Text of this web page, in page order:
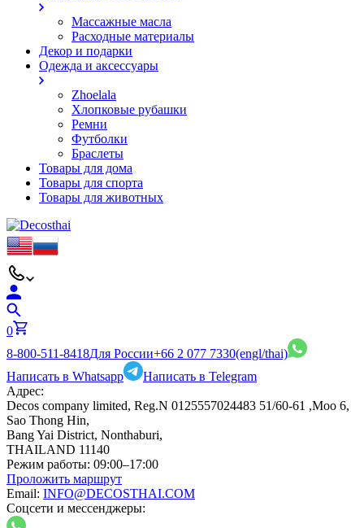
Массажные масла
Расходные материалы
Декор и подарки
Одежда и аксессуары
Zhoelala
Хлопковые рубашки
Ремни
Футболки
Браслеты
Товары для дома
Товары для спорта
Товары для животных
0
8-800-511-8418Для России+66 2 077 7330(engl/thai)
Написать в Whatsapp
Написать в Telegram
Адрес:
Decos company limited, Reg.N 0125557024483 51/60-61 ,Moo 6,
Sao Thong Hin,
Bang Yai District, Nonthaburi,
THAILAND 11140
Режим работы: 09:00–17:00
Проложить маршрут
Email: INFO@DECOSTHAI.COM
Соцсети и мессенджеры: